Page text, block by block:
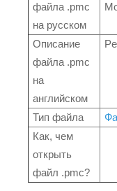
файла .pmc
на русском
Описание
файла .pmc
на
английском
Тип файла
Как, чем
открыть
файл .pmc?